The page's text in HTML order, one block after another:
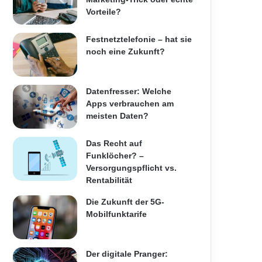
Vorteile?
Festnetztelefonie – hat sie
noch eine Zukunft?
Datenfresser: Welche
Apps verbrauchen am
meisten Daten?
Das Recht auf
Funklöcher? –
Versorgungspflicht vs.
Rentabilität
Die Zukunft der 5G-
Mobilfunktarife
Der digitale Pranger: